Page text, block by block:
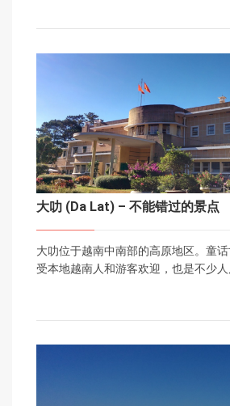
大叻 (Da Lat) – 不能错过的景点
大叻位于越南中南部的高原地区。童
受本地越南人和游客欢迎，也是不少人